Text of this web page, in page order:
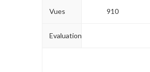
Vues 910
Evaluation